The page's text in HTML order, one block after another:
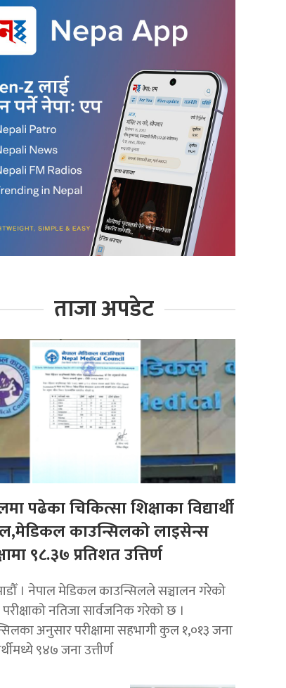
ताजा अपडेट
पढेका चिकित्सा शिक्षाका विद्यार्थी
काउन्सिलको लाइसेन्स
९८.३७ प्रतिशत उत्तिर्ण
। नेपाल मेडिकल काउन्सिलले सञ्चालन गरेको
नतिजा सार्वजनिक गरेको छ ।
अनुसार परीक्षामा सहभागी कुल १,०१३ जना
९४७ जना उत्तीर्ण